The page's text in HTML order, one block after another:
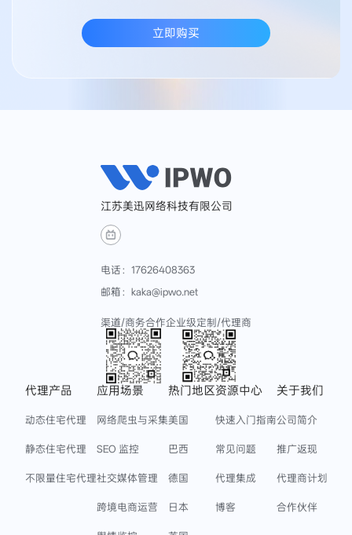
立即购买
江苏美迅网络科技有限公司
电话：17626408363
邮箱：kaka@ipwo.net
渠道/商务合作企业级定制/代理商
代理产品
动态住宅代理
静态住宅代理
不限量住宅代理
应用场景
网络爬虫与采集
SEO 监控
社交媒体管理
跨境电商运营
热门地区
美国
巴西
德国
日本
资源中心
快速入门指南
常见问题
代理集成
博客
关于我们
公司简介
推广返现
代理商计划
合作伙伴